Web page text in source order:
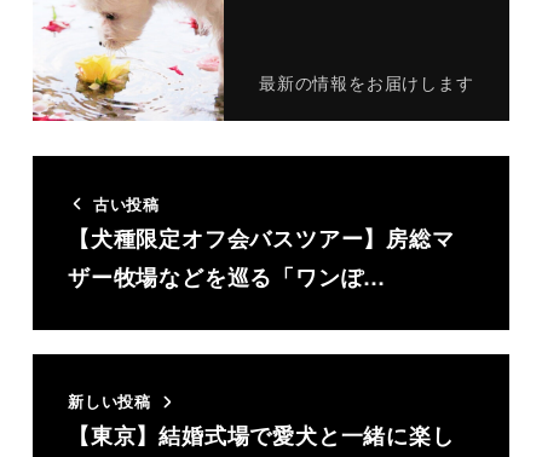
最新の情報をお届けします
古い投稿
【犬種限定オフ会バスツアー】房総マ
ザー牧場などを巡る「ワンぽ…
新しい投稿
【東京】結婚式場で愛犬と一緒に楽し